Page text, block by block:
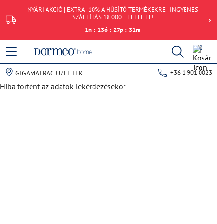
NYÁRI AKCIÓ | EXTRA -10% A HŰSÍTŐ TERMÉKEKRE | INGYENES
SZÁLLÍTÁS 18 000 FT FELETT!
1n : 13ó : 27p : 31m
0
GIGAMATRAC ÜZLETEK +36 1 901 0023
Hiba történt az adatok lekérdezésekor